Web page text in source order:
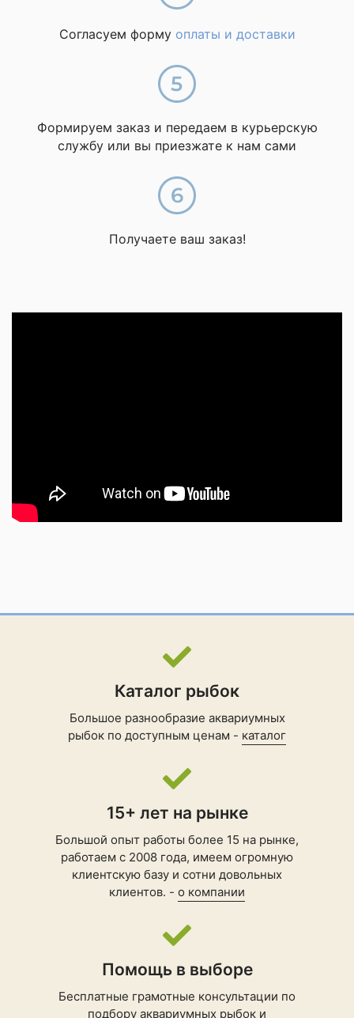
Согласуем форму оплаты и доставки
Формируем заказ и передаем в курьерскую
службу или вы приезжате к нам сами
Получаете ваш заказ!
Каталог рыбок
Большое разнообразие аквариумных
рыбок по доступным ценам - каталог
15+ лет на рынке
Большой опыт работы более 15 на рынке,
работаем с 2008 года, имеем огромную
клиентскую базу и сотни довольных
клиентов. - о компании
Помощь в выборе
Бесплатные грамотные консультации по
подбору аквариумных рыбок и